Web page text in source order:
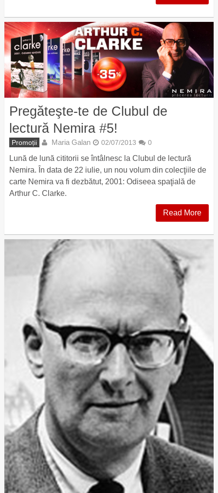
Pregăteşte-te de Clubul de
lectură Nemira #5!
Promoții Maria Galan 02/07/2013 0
Lună de lună cititorii se întâlnesc la Clubul de lectură
Nemira. În data de 22 iulie, un nou volum din colecţiile de
carte Nemira va fi dezbătut, 2001: Odiseea spaţială de
Arthur C. Clarke.
Read More